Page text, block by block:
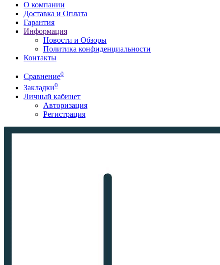
О компании
Доставка и Оплата
Гарантия
Информация
Новости и Обзоры
Политика конфиденциальности
Контакты
Сравнение0
Закладки0
Личный кабинет
Авторизация
Регистрация